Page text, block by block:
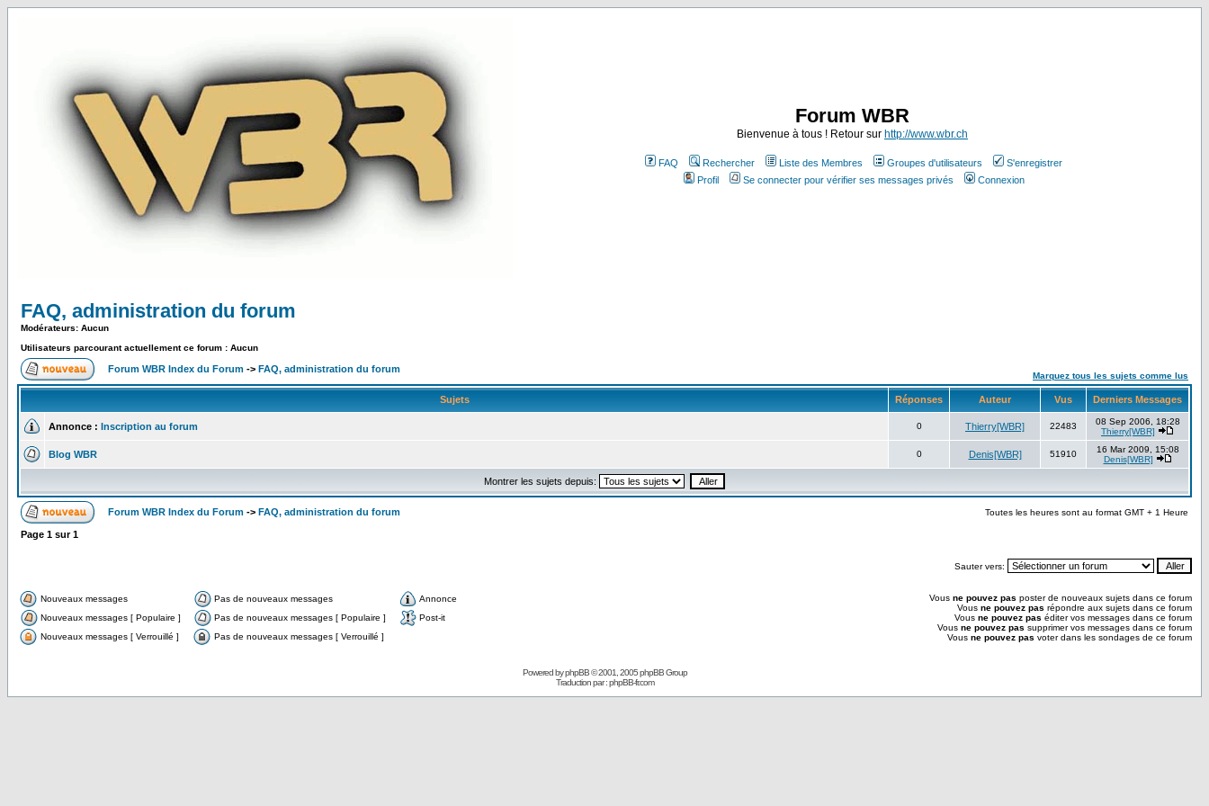
Forum WBR
Bienvenue à tous ! Retour sur http://www.wbr.ch
FAQ Rechercher Liste des Membres Groupes d'utilisateurs
S'enregistrer
Profil
Se connecter pour vérifier ses messages privés Connexion
FAQ, administration du forum
Modérateurs: Aucun
Utilisateurs parcourant actuellement ce forum : Aucun
Forum WBR Index du Forum -> FAQ, administration du forum
Marquez tous les sujets comme lus
Sujets Réponses Auteur Vus Derniers Messages
Annonce : Inscription au forum 0 Thierry[WBR] 22483
08 Sep 2006, 18:28
Thierry[WBR]
Blog WBR 0 Denis[WBR] 51910
16 Mar 2009, 15:08
Denis[WBR]
Montrer les sujets depuis:
Forum WBR Index du Forum -> FAQ, administration du forum Toutes les heures sont au format GMT + 1 Heure
Page 1 sur1
Sauter vers:
Nouveaux messages Pas de nouveaux messages
Annonce
Nouveaux messages [ Populaire ]
Pas de nouveaux messages [ Populaire ]
Post-it
Nouveaux messages [ Verrouillé ]
Pas de nouveaux messages [ Verrouillé ]
Vous ne pouvez pas poster de nouveaux sujets dans ce forum
Vous ne pouvez pas répondre aux sujets dans ce forum
Vous ne pouvez pas éditer vos messages dans ce forum
Vous ne pouvez pas supprimer vos messages dans ce forum
Vous ne pouvez pas voter dans les sondages de ce forum
Powered byphpBB© 2001, 2005 phpBB Group
Traduction par :phpBB-fr.com